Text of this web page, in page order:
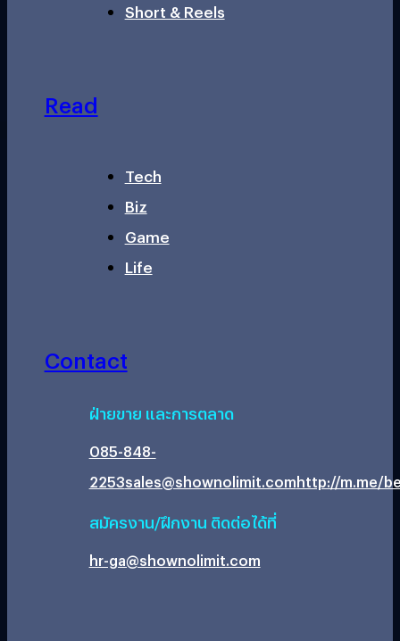
Short & Reels
Read
Tech
Biz
Game
Life
Contact
ฝ่ายขาย และการตลาด
085-848-
2253sales@shownolimit.comhttp://m.me/
สมัครงาน/ฝึกงาน ติดต่อได้ที่
hr-ga@shownolimit.com